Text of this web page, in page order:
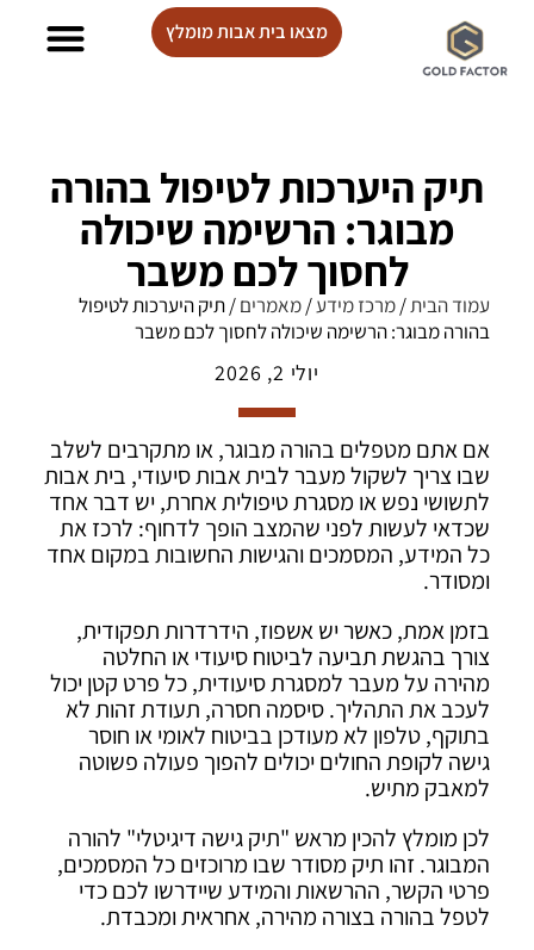
מצאו בית אבות מומלץ
תיק היערכות לטיפול בהורה
מבוגר: הרשימה שיכולה
לחסוך לכם משבר
עמוד הבית/מרכז מידע/מאמרים/תיק היערכות לטיפול
בהורה מבוגר: הרשימה שיכולה לחסוך לכם משבר
יולי 2, 2026
אם אתם מטפלים בהורה מבוגר, או מתקרבים לשלב
שבו צריך לשקול מעבר לבית אבות סיעודי, בית אבות
לתשושי נפש או מסגרת טיפולית אחרת, יש דבר אחד
שכדאי לעשות לפני שהמצב הופך לדחוף: לרכז את
כל המידע, המסמכים והגישות החשובות במקום אחד
ומסודר.
בזמן אמת, כאשר יש אשפוז, הידרדרות תפקודית,
צורך בהגשת תביעה לביטוח סיעודי או החלטה
מהירה על מעבר למסגרת סיעודית, כל פרט קטן יכול
לעכב את התהליך. סיסמה חסרה, תעודת זהות לא
בתוקף, טלפון לא מעודכן בביטוח לאומי או חוסר
גישה לקופת החולים יכולים להפוך פעולה פשוטה
למאבק מתיש.
לכן מומלץ להכין מראש "תיק גישה דיגיטלי" להורה
המבוגר. זהו תיק מסודר שבו מרוכזים כל המסמכים,
פרטי הקשר, ההרשאות והמידע שיידרשו לכם כדי
לטפל בהורה בצורה מהירה, אחראית ומכבדת.